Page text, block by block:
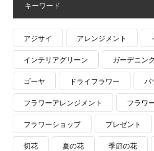
キーワード
アジサイ アレンジメント
インテリアグリーン ガーデニン
ゴーヤ ドライフラワー バ
フラワーアレンジメント フラワ
フラワーショップ プレゼント
切花 夏の花 季節の花